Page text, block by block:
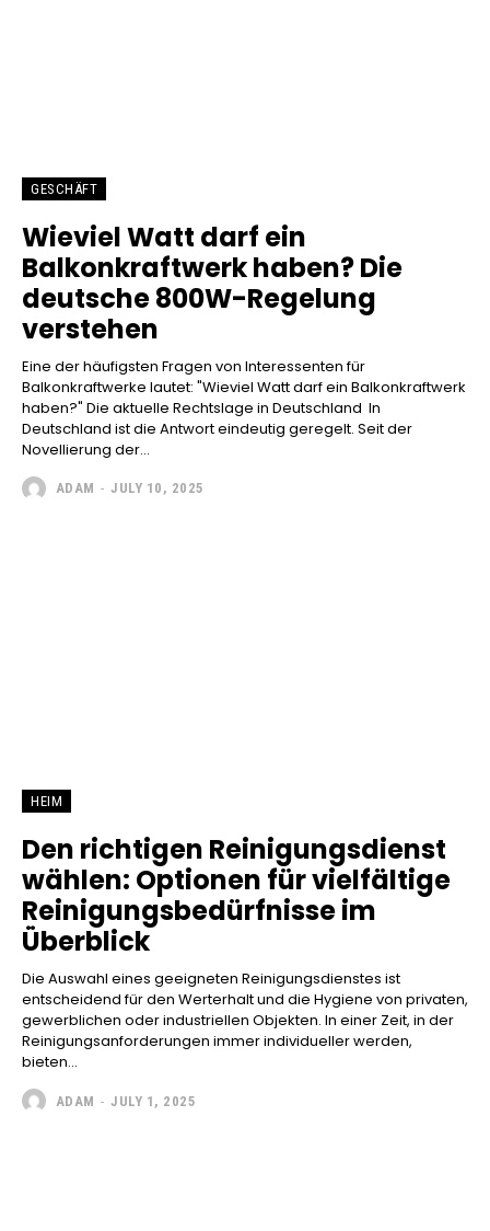
GESCHÄFT
Wieviel Watt darf ein
Balkonkraftwerk haben? Die
deutsche 800W-Regelung
verstehen
Eine der häufigsten Fragen von Interessenten für
Balkonkraftwerke lautet: "Wieviel Watt darf ein Balkonkraftwerk
haben?" Die aktuelle Rechtslage in Deutschland In
Deutschland ist die Antwort eindeutig geregelt. Seit der
Novellierung der...
ADAM - JULY 10, 2025
HEIM
Den richtigen Reinigungsdienst
wählen: Optionen für vielfältige
Reinigungsbedürfnisse im
Überblick
Die Auswahl eines geeigneten Reinigungsdienstes ist
entscheidend für den Werterhalt und die Hygiene von privaten,
gewerblichen oder industriellen Objekten. In einer Zeit, in der
Reinigungsanforderungen immer individueller werden,
bieten...
ADAM - JULY 1, 2025